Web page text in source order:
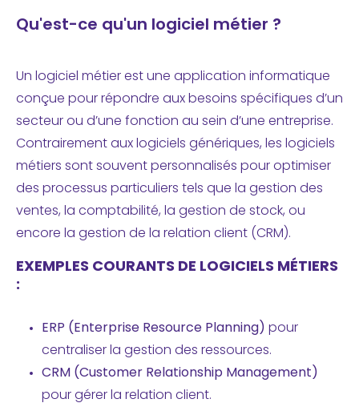
Qu'est-ce qu'un logiciel métier ?
Un logiciel métier est une application informatique
conçue pour répondre aux besoins spécifiques d’un
secteur ou d’une fonction au sein d’une entreprise.
Contrairement aux logiciels génériques, les logiciels
métiers sont souvent personnalisés pour optimiser
des processus particuliers tels que la gestion des
ventes, la comptabilité, la gestion de stock, ou
encore la gestion de la relation client (CRM ).
EXEMPLES COURANTS DE LOGICIELS MÉTIERS
:
ERP (Enterprise Resource Planning) pour
centraliser la gestion des ressources.
CRM (Customer Relationship Management)
pour gérer la relation client.